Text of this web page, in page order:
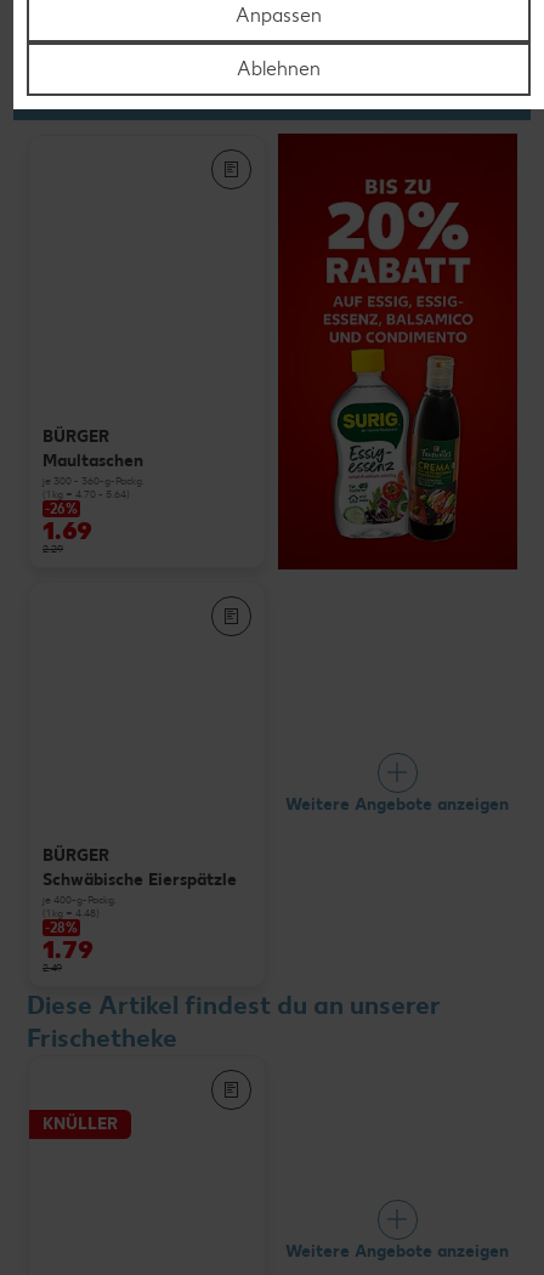
Feinkost, Konserven
Gültig vom 06.08. bis 12.08.
BÜRGER
Maultaschen
je 300 - 360-g-Packg.
(1 kg = 4.70 - 5.64)
-26%
1.69
2.29
BÜRGER
Schwäbische Eierspätzle
je 400-g-Packg.
(1 kg = 4.48)
-28%
1.79
2.49
Weitere Angebote anzeigen
Diese Artikel findest du an unserer
Frischetheke
KNÜLLER
Weitere Angebote anzeigen
Anpassen
Ablehnen